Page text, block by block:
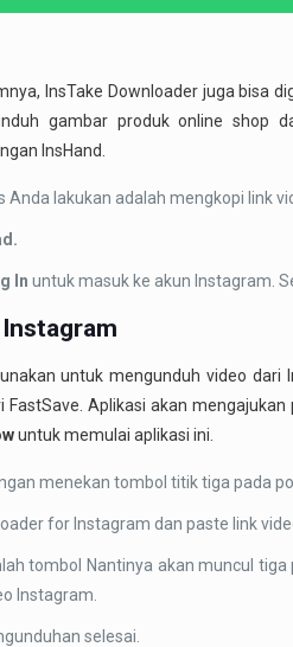
InsTake Downloader juga bisa
gambar produk online shop
InsHand.
lakukan adalah mengkopi link
Inuntuk masuk ke akun Instagram.
untuk mengunduh video
FastSave. Aplikasi akan
untuk memulai aplikasi ini.
menekan tombol titik tiga pada
for Instagram dan paste link
tombol Nantinya akan muncul
Instagram.
selesai.